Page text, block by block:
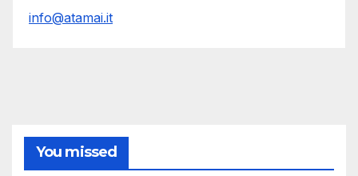
info@atamai.it
You missed